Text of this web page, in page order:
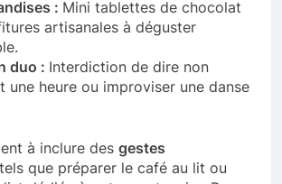
: Mini tablettes de chocolat
artisanales à déguster
duo : Interdiction de dire non
une heure ou improviser une danse
à inclure des gestes
tels que préparer le café au lit ou